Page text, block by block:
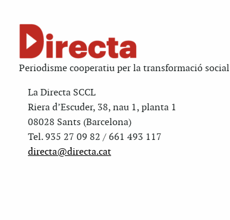
Periodisme cooperatiu per la transformació social
La Directa SCCL
Riera d’Escuder, 38, nau 1, planta 1
08028 Sants (Barcelona)
Tel. 935 27 09 82 / 661 493 117
directa@directa.cat